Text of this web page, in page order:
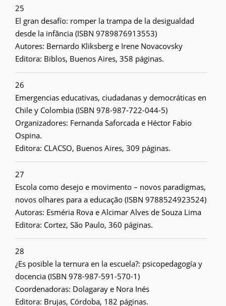
25
El gran desafío: romper la trampa de la desigualdad
desde la infância (ISBN 9789876913553)
Autores: Bernardo Kliksberg e Irene Novacovsky
Editora: Biblos, Buenos Aires, 358 páginas.
26
Emergencias educativas, ciudadanas y democráticas en
Chile y Colombia (ISBN 978-987-722-044-5)
Organizadores: Fernanda Saforcada e Héctor Fabio
Ospina.
Editora: CLACSO, Buenos Aires, 309 páginas.
27
Escola como desejo e movimento – novos paradigmas,
novos olhares para a educação (ISBN 9788524923524)
Autoras: Esméria Rova e Alcimar Alves de Souza Lima
Editora: Cortez, São Paulo, 360 páginas.
28
¿Es posible la ternura en la escuela?: psicopedagogía y
docencia (ISBN 978-987-591-570-1)
Coordenadoras: Dolagaray e Nora Inés
Editora: Brujas, Córdoba, 182 páginas.